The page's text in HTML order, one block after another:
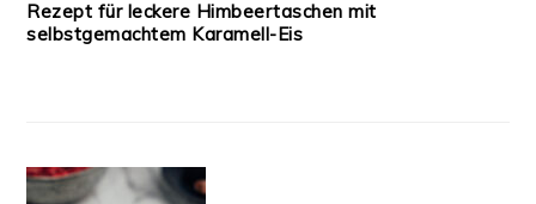
Rezept für leckere Himbeertaschen mit
selbstgemachtem Karamell-Eis